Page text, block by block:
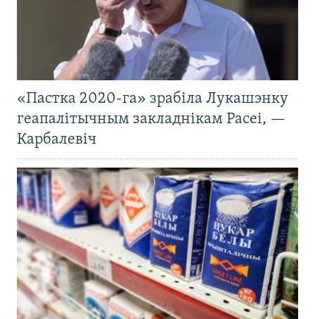
«Пастка 2020-га» зрабіла Лукашэнку
геапалітычным закладнікам Расеі, —
Карбалевіч